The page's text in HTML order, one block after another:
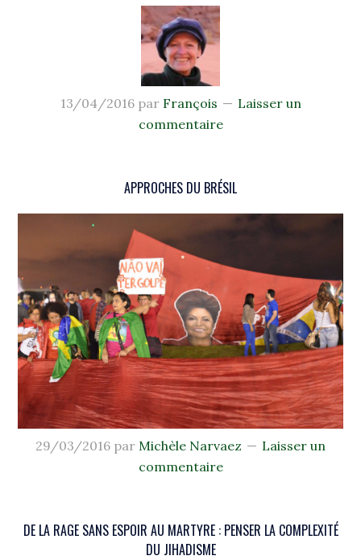
13/04/2016par François
Laisser un
commentaire
APPROCHES DU BRÉSIL
29/03/2016 par Michèle Narvaez
Laisser un
commentaire
DE LA RAGE SANS ESPOIR AU MARTYRE : PENSER LA COMPLEXITÉ
DU JIHADISME